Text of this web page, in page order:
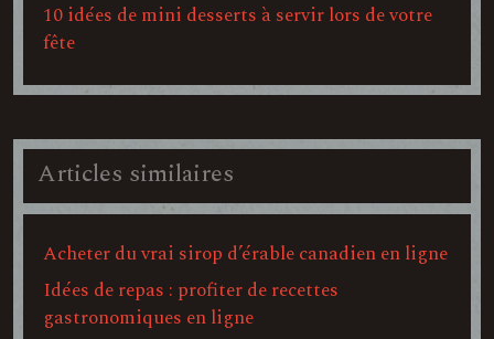
10 idées de mini desserts à servir lors de votre
fête
Articles similaires
Acheter du vrai sirop d’érable canadien en ligne
Idées de repas : profiter de recettes
gastronomiques en ligne